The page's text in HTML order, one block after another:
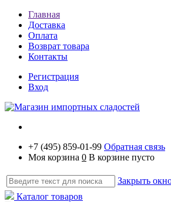
Главная
Доставка
Оплата
Возврат товара
Контакты
Регистрация
Вход
+7 (495) 859-01-99 Обратная связь
Моя корзина 0 В корзине пусто
Закрыть
Каталог товаров